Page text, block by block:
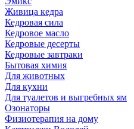
Живица кедра
Кедровая сила
Кедровое масло
Кедровые десерты
Кедровые завтраки
Бытовая химия
Для животных
Для кухни
Для туалетов и выгребных ям
Озонаторы
Физиотерапия на дому